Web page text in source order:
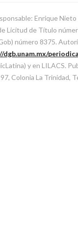
Enrique
Licitud de Título
número 8375.
dgb.unam.mx/
y en LILACS.
Colonia La Trinidad,